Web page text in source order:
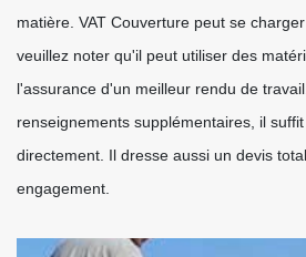
matière. VAT Couverture peut se
veuillez noter qu'il peut utiliser des
l'assurance d'un meilleur rendu de
renseignements supplémentaires, il
directement. Il dresse aussi un devis
engagement.